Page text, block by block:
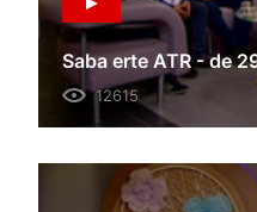
Saba erte ATR - de
12615